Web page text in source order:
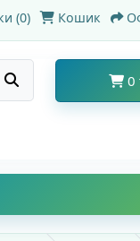
(0) Кошик
0